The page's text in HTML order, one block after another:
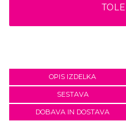
OPIS IZDELKA
SESTAVA
DOBAVA IN DOSTAVA